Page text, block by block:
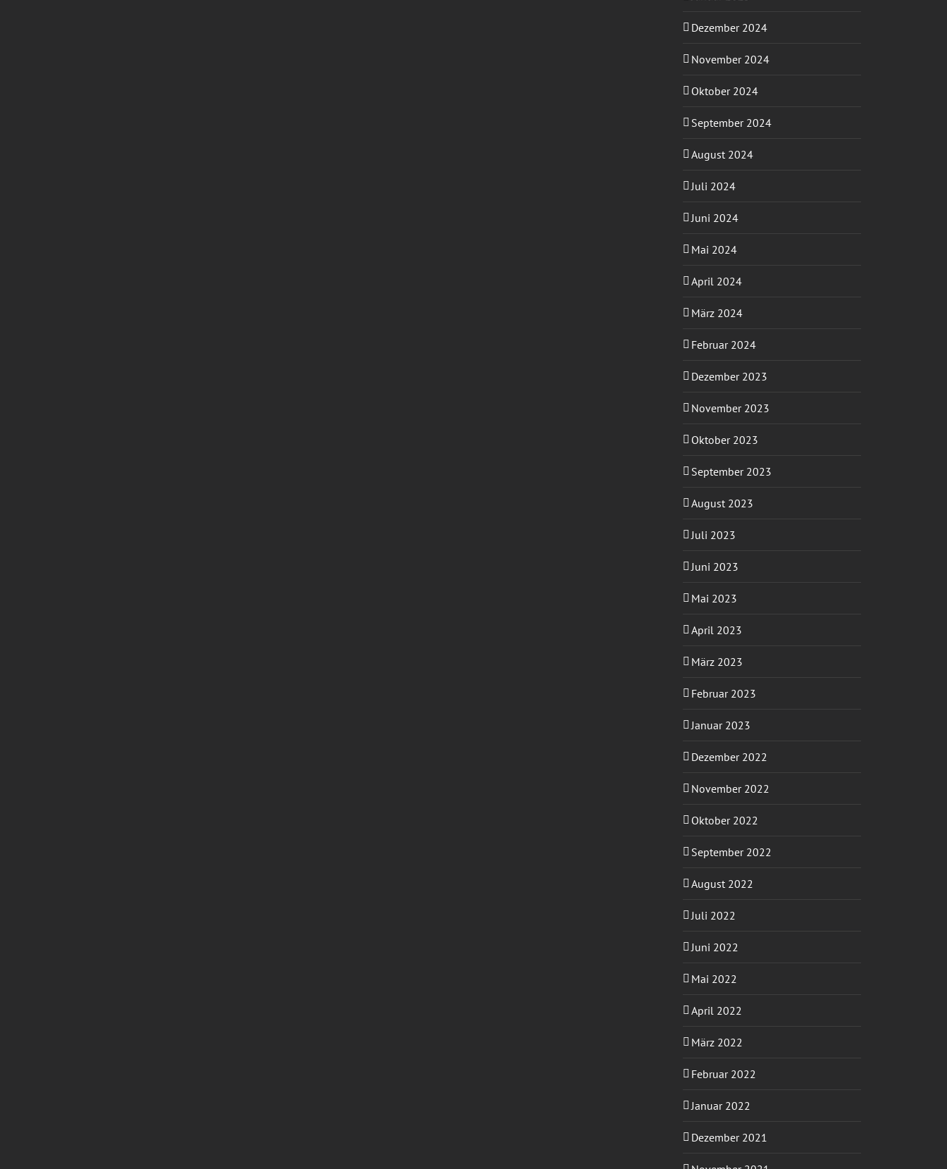
Dezember 2024
November 2024
Oktober 2024
September 2024
August 2024
Juli 2024
Juni 2024
Mai 2024
April 2024
März 2024
Februar 2024
Dezember 2023
November 2023
Oktober 2023
September 2023
August 2023
Juli 2023
Juni 2023
Mai 2023
April 2023
März 2023
Februar 2023
Januar 2023
Dezember 2022
November 2022
Oktober 2022
September 2022
August 2022
Juli 2022
Juni 2022
Mai 2022
April 2022
März 2022
Februar 2022
Januar 2022
Dezember 2021